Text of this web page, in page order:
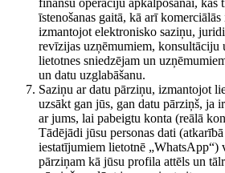
finanšu operāciju apkalpošanai, kas
īstenošanas gaitā, kā arī
izmantojot elektronisko saziņu,
revīzijas uzņēmumiem, konsultāciju
lietotnes sniedzējam un
un datu uzglabāšanu.
Saziņu ar datu pārziņu, izmantojot
uzsākt gan jūs, gan datu pārziņš, ja
ar jums, lai pabeigtu konta (reālā
Tādējādi jūsu personas dati
iestatījumiem lietotnē „WhatsApp“)
pārziņam kā jūsu profila attēls un